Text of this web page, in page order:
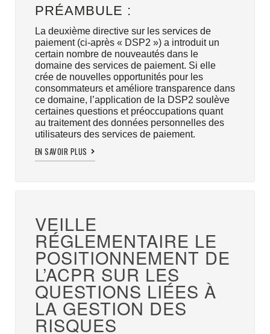
PRÉAMBULE :
La deuxième directive sur les services de
paiement (ci-après « DSP2 ») a introduit un
certain nombre de nouveautés dans le
domaine des services de paiement. Si elle
crée de nouvelles opportunités pour les
consommateurs et améliore transparence dans
ce domaine, l’application de la DSP2 soulève
certaines questions et préoccupations quant
au traitement des données personnelles des
utilisateurs des services de paiement.
EN SAVOIR PLUS
VEILLE
RÉGLEMENTAIRE LE
POSITIONNEMENT DE
L’ACPR SUR LES
QUESTIONS LIÉES À
LA GESTION DES
RISQUES